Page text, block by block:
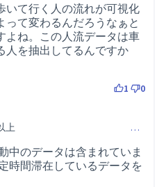
いて行く人の流れが可視化
って変わるんだろうなぁと
よね。この人流データは車
人を抽出してるんですか
1 0
の返信)
上 …
中のデータは含まれていま
時間滞在しているデータを